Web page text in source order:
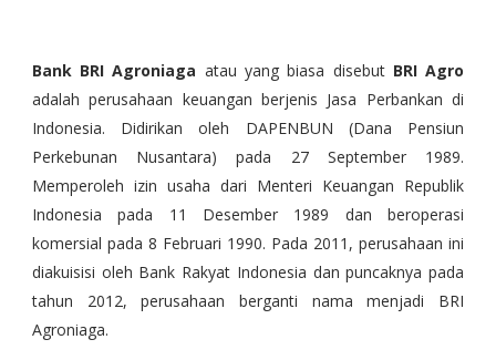
Bank BRI Agroniaga atau yang biasa disebut BRI Agro
adalah perusahaan keuangan berjenis Jasa Perbankan di
Indonesia. Didirikan oleh DAPENBUN (Dana Pensiun
Perkebunan Nusantara) pada 27 September 1989.
Memperoleh izin usaha dari Menteri Keuangan Republik
Indonesia pada 11 Desember 1989 dan beroperasi
komersial pada 8 Februari 1990. Pada 2011, perusahaan ini
diakuisisi oleh Bank Rakyat Indonesia dan puncaknya pada
tahun 2012, perusahaan berganti nama menjadi BRI
Agroniaga.